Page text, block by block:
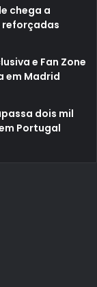
chega a
reforçadas
e Fan Zone
em Madrid
dois mil
Portugal